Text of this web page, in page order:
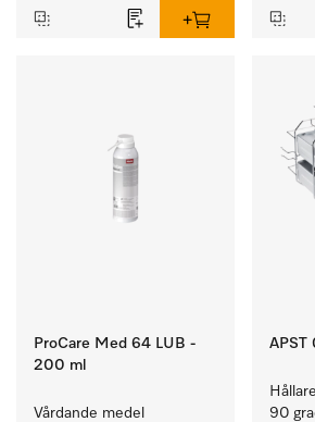
ProCare Med 64 LUB -
200 ml
Vårdande medel
APST
90